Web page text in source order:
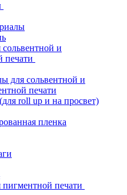
и
печати
для сольвентной и
печати
roll up и на просвет)
пленка
печати